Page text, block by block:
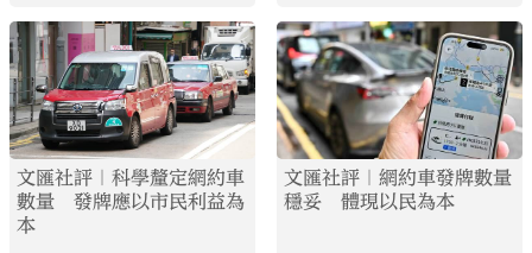
文匯社評｜科學釐定網約車
數量 發牌應以市民利益為
本
文匯社評｜網約車發牌數量
穩妥 體現以民為本